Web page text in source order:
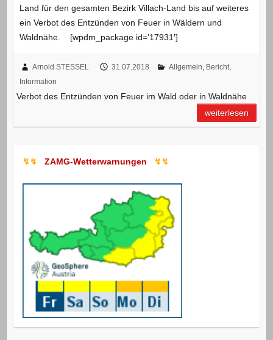
Land für den gesamten Bezirk Villach-Land bis auf weiteres
ein Verbot des Entzünden von Feuer in Wäldern und
Waldnähe. [wpdm_package id=’17931′]
Arnold STESSEL 31.07.2018 Allgemein, Bericht,
Information
Verbot des Entzünden von Feuer im Wald oder in Waldnähe
weiterlesen
↯↯ ZAMG-Wetterwarnungen ↯↯